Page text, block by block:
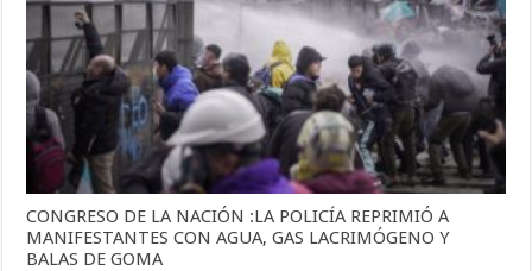
CONGRESO DE LA NACIÓN :LA POLICÍA REPRIMIÓ A
MANIFESTANTES CON AGUA, GAS LACRIMÓGENO Y
BALAS DE GOMA